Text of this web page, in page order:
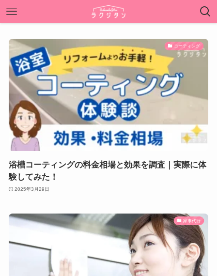
コーティング
浴槽コーティングの料金相場と効果を調査｜実際に体
験してみた！
2025年3月29日
家事代行